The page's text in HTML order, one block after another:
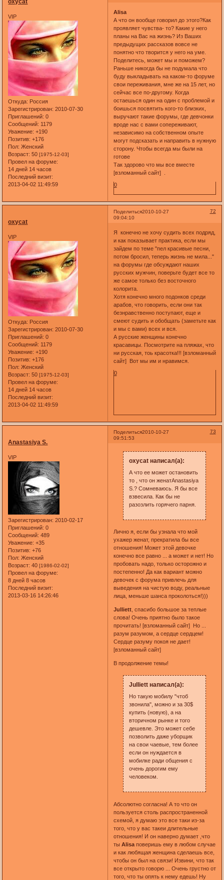
oxycat
VIP
Откуда: Россия
Зарегистрирован: 2010-07-30
Приглашений: 0
Сообщений: 1179
Уважение: +190
Позитив: +176
Пол: Женский
Возраст: 50[1975-12-03]
Провел на форуме:
14 дней 14 часов
Последний визит:
2013-04-02 11:49:59
Alisa
А что он вообще говорил до этого?Как
проявляет чувства- то? Какие у него
планы на Вас на жизнь? Из Ваших
предыдущих рассказов вовсе не
понятно что творится у него на уме.
Поделитесь, может мы и поможем?
Раньше никогда бы не подумала что
буду выкладывать на каком-то форуме
свои переживания, мне же на 15 лет, но
сейчас все по-другому. Когда
остаешься один на один с проблемой и
боишься посвятить кого-то близких,
выручают такие форумы, где девчонки
вроде нас с вами сопереживают,
независимо на собственном опыте
могут подсказать и направить в нужную
сторону. Чтобы всегда мы были на
готове
Так здорово что мы все вместе
[взломанный сайт] .
0
Поделиться 72
2010-10-27
09:04:10
oxycat
VIP
Откуда: Россия
Зарегистрирован: 2010-07-30
Приглашений: 0
Сообщений: 1179
Уважение: +190
Позитив: +176
Пол: Женский
Возраст: 50[1975-12-03]
Провел на форуме:
14 дней 14 часов
Последний визит:
2013-04-02 11:49:59
Я конечно не хочу судить всех подряд,
и как показывает практика, если мы
зайдем по теме "пел красивые песни,
потом бросил, теперь жизнь не мила..."
на форумы где обсуждают наших
русских мужчин, поверьте будет все то
же самое только без восточного
колорита.
Хотя конечно много подонков среди
арабов, что говорить, если они так
безнравственно поступают, еще и
смеют судить и обобщать (заметьте как
и мы с вами) всех и вся.
А русские женщины конечно
красавицы. Посмотрите на пляжах, что
ни русская, тоь красотка!!! [взломанный
сайт] Вот мы им и нравимся.
0
Поделиться 73
2010-10-27
09:51:53
Anastasiya S.
VIP
Зарегистрирован: 2010-02-17
Приглашений: 0
Сообщений: 489
Уважение: +35
Позитив: +76
Пол: Женский
Возраст: 40[1986-02-02]
Провел на форуме:
8 дней 8 часов
Последний визит:
2013-03-16 14:26:46
oxycat написал(а):
А что ее может остановить
то , что он женатAnastasiya
S.? Сомневаюсь. Я бы все
взвесила. Как бы не
разозлить горячего парня.
Лично я, если бы узнала что мой
ухажер женат, прекратила бы все
отношения! Может этой девочке
конечно все равно ... а может и нет! Но
пробовать надо, только осторожно и
постепенно! Да как вариант можно
девочек с форума привлечь для
выведения на чистую воду, реальные
лица, меньше шанса проколоться!)))
Julliett, спасибо большое за теплые
слова! Очень приятно было такое
прочитать! [взломанный сайт] Но ...
разум разумом, а сердце сердцем!
Сердце разуму покоя не дает!
[взломанный сайт]
В продолжение темы!
Julliett написал(а):
Но такую мобилу "чтоб
звонила", можно и за 30$
купить (новую), а на
вторичном рынке и того
дешевле. Это может себе
позволить даже уборщик
на свои чаевые, тем более
если он нуждается в
мобилке ради общения с
очень дорогим ему
человеком.
Абсолютно согласна! А то что он
пользуется столь распространенной
схемой, я думаю это все таки из-за
того, что у вас такеи длительные
отношения! И он наверно думает ,что
ты Alisaповеришь ему в любом случае
и как любящая женщина сделаешь все,
чтобы он был на связи! Извини, что так
все открыто говорю ... Очень грустно от
того, что ты опять к нему едешь! Ну